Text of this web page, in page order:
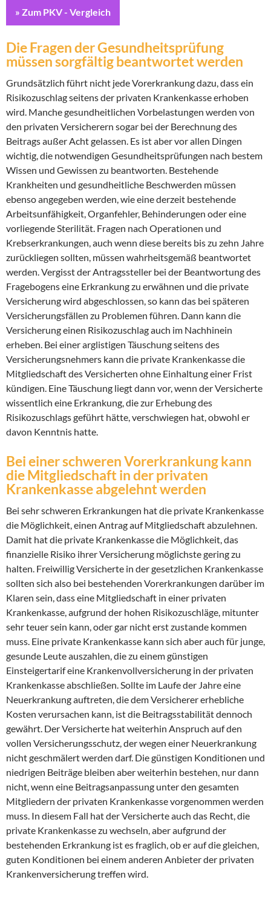
» Zum PKV - Vergleich
Die Fragen der Gesundheitsprüfung
müssen sorgfältig beantwortet werden
Grundsätzlich führt nicht jede Vorerkrankung dazu, dass ein
Risikozuschlag seitens der privaten Krankenkasse erhoben
wird. Manche gesundheitlichen Vorbelastungen werden von
den privaten Versicherern sogar bei der Berechnung des
Beitrags außer Acht gelassen. Es ist aber vor allen Dingen
wichtig, die notwendigen Gesundheitsprüfungen nach bestem
Wissen und Gewissen zu beantworten. Bestehende
Krankheiten und gesundheitliche Beschwerden müssen
ebenso angegeben werden, wie eine derzeit bestehende
Arbeitsunfähigkeit, Organfehler, Behinderungen oder eine
vorliegende Sterilität. Fragen nach Operationen und
Krebserkrankungen, auch wenn diese bereits bis zu zehn Jahre
zurückliegen sollten, müssen wahrheitsgemäß beantwortet
werden. Vergisst der Antragssteller bei der Beantwortung des
Fragebogens eine Erkrankung zu erwähnen und die private
Versicherung wird abgeschlossen, so kann das bei späteren
Versicherungsfällen zu Problemen führen. Dann kann die
Versicherung einen Risikozuschlag auch im Nachhinein
erheben. Bei einer arglistigen Täuschung seitens des
Versicherungsnehmers kann die private Krankenkasse die
Mitgliedschaft des Versicherten ohne Einhaltung einer Frist
kündigen. Eine Täuschung liegt dann vor, wenn der Versicherte
wissentlich eine Erkrankung, die zur Erhebung des
Risikozuschlags geführt hätte, verschwiegen hat, obwohl er
davon Kenntnis hatte.
Bei einer schweren Vorerkrankung kann
die Mitgliedschaft in der privaten
Krankenkasse abgelehnt werden
Bei sehr schweren Erkrankungen hat die private Krankenkasse
die Möglichkeit, einen Antrag auf Mitgliedschaft abzulehnen.
Damit hat die private Krankenkasse die Möglichkeit, das
finanzielle Risiko ihrer Versicherung möglichste gering zu
halten. Freiwillig Versicherte in der gesetzlichen Krankenkasse
sollten sich also bei bestehenden Vorerkrankungen darüber im
Klaren sein, dass eine Mitgliedschaft in einer privaten
Krankenkasse, aufgrund der hohen Risikozuschläge, mitunter
sehr teuer sein kann, oder gar nicht erst zustande kommen
muss. Eine private Krankenkasse kann sich aber auch für junge,
gesunde Leute auszahlen, die zu einem günstigen
Einsteigertarif eine Krankenvollversicherung in der privaten
Krankenkasse abschließen. Sollte im Laufe der Jahre eine
Neuerkrankung auftreten, die dem Versicherer erhebliche
Kosten verursachen kann, ist die Beitragsstabilität dennoch
gewährt. Der Versicherte hat weiterhin Anspruch auf den
vollen Versicherungsschutz, der wegen einer Neuerkrankung
nicht geschmälert werden darf. Die günstigen Konditionen und
niedrigen Beiträge bleiben aber weiterhin bestehen, nur dann
nicht, wenn eine Beitragsanpassung unter den gesamten
Mitgliedern der privaten Krankenkasse vorgenommen werden
muss. In diesem Fall hat der Versicherte auch das Recht, die
private Krankenkasse zu wechseln, aber aufgrund der
bestehenden Erkrankung ist es fraglich, ob er auf die gleichen,
guten Konditionen bei einem anderen Anbieter der privaten
Krankenversicherung treffen wird.